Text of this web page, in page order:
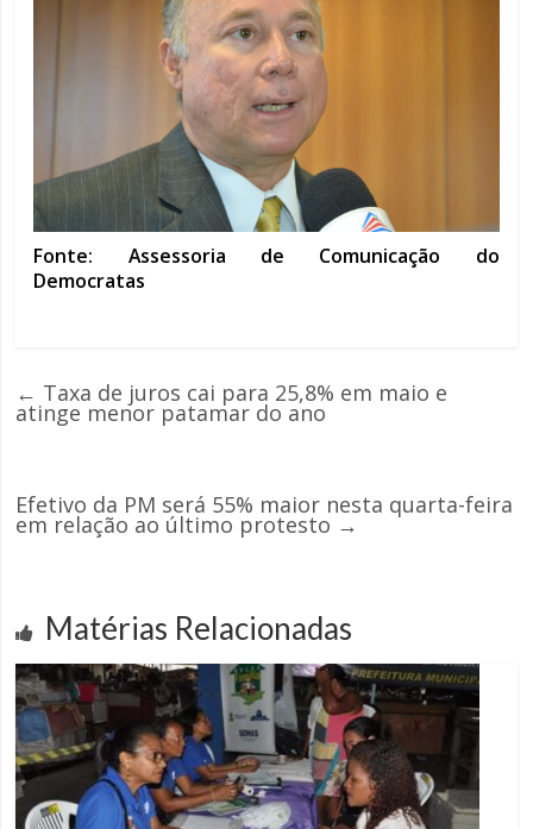
Fonte: Assessoria de Comunicação do
Democratas
← Taxa de juros cai para 25,8% em maio e
atinge menor patamar do ano
Efetivo da PM será 55% maior nesta quarta-feira
em relação ao último protesto →
Matérias Relacionadas